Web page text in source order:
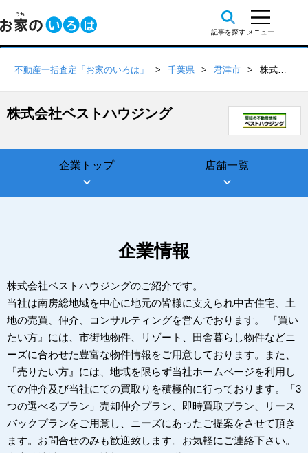
不動産一括査定「お家のいろは」 千葉県 君津市 株式会社ベストハウジング
株式会社ベストハウジング
企業トップ 店舗一覧
企業情報
株式会社ベストハウジングのご紹介です。
当社は南房総地域を中心に地元の皆様に支えられ中古住宅、土
地の売買、仲介、コンサルティングを営んでおります。 『買い
たい方』には、市街地物件、リゾート、田舎暮らし物件などニ
ーズに合わせた豊富な物件情報をご用意しております。また、
『売りたい方』には、地域を限らず当社ホームページを利用し
ての仲介及び当社にての買取りを積極的に行っております。「3
つの選べるプラン」売却仲介プラン、即時買取プラン、リース
バックプランをご用意し、ニーズにあったご提案をさせて頂き
ます。お問合せのみも歓迎致します。お気軽にご連絡下さい。